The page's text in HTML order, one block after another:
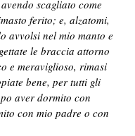
scagliato come
ferito; e, alzatomi,
avvolsi nel mio manto e
le braccia attorno
e meraviglioso, rimasi
bene, per tutti gli
aver dormito con
con mio padre o con